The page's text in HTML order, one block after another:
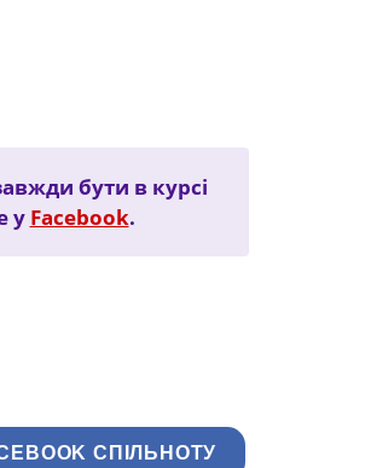
бути в курсі
у Facebook.
СПІЛЬНОТУ